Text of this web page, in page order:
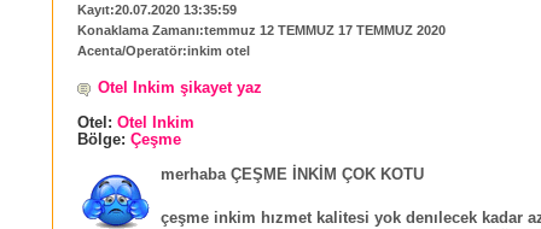
Kayıt:20.07.2020 13:35:59
Konaklama Zamanı:temmuz 12 TEMMUZ 17 TEMMUZ 2020
Acenta/Operatör:inkim otel
Otel Inkim şikayet yaz
Otel: Otel Inkim
Bölge: Çeşme
merhaba ÇEŞME İNKİM ÇOK KOTU
çeşme inkim hızmet kalitesi yok denılecek kadar